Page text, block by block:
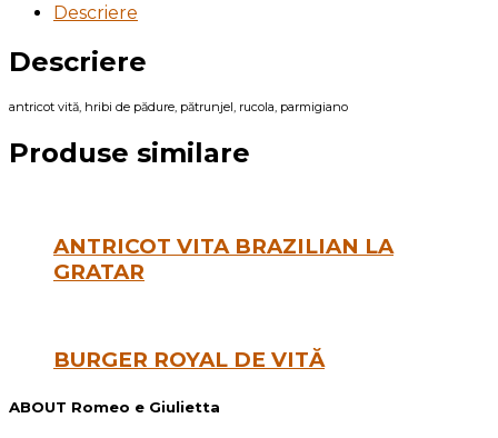
Descriere
Descriere
antricot vită, hribi de pădure, pătrunjel, rucola, parmigiano
Produse similare
ANTRICOT VITA BRAZILIAN LA
GRATAR
BURGER ROYAL DE VITĂ
ABOUT Romeo e Giulietta